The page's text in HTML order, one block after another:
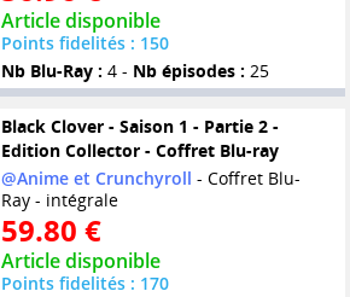
Article disponible
Points fidelités : 150
Nb Blu-Ray : 4 - Nb épisodes : 25
Black Clover - Saison 1 - Partie 2 -
Edition Collector - Coffret Blu-ray
@Anime et Crunchyroll - Coffret Blu-
Ray - intégrale
59.80 €
Article disponible
Points fidelités : 170